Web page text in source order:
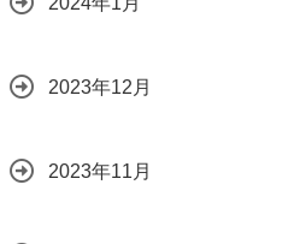
2023年12月
2023年11月